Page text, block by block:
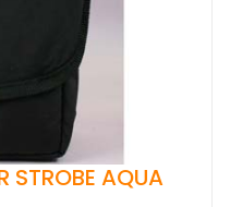
STROBE AQUA